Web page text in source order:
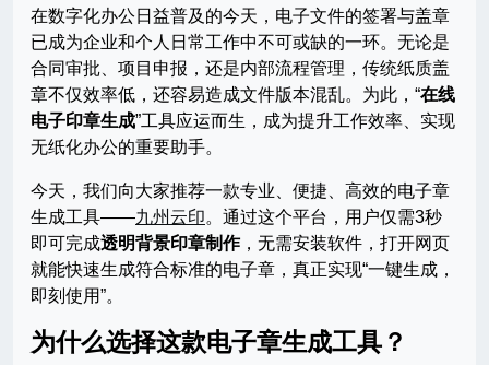
在数字化办公日益普及的今天，电子文件的签署与盖章
已成为企业和个人日常工作中不可或缺的一环。无论是
合同审批、项目申报，还是内部流程管理，传统纸质盖
章不仅效率低，还容易造成文件版本混乱。为此，“在线
电子印章生成”工具应运而生，成为提升工作效率、实现
无纸化办公的重要助手。
今天，我们向大家推荐一款专业、便捷、高效的电子章
生成工具——九州云印。通过这个平台，用户仅需3秒
即可完成透明背景印章制作，无需安装软件，打开网页
就能快速生成符合标准的电子章，真正实现“一键生成，
即刻使用”。
为什么选择这款电子章生成工具？